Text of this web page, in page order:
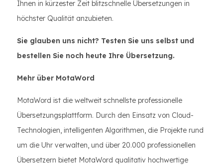
Ihnen in kürzester Zeit blitzschnelle Übersetzungen in
höchster Qualität anzubieten.
Sie glauben uns nicht? Testen Sie uns selbst und
bestellen Sie noch heute Ihre Übersetzung.
Mehr über MotaWord
MotaWord ist die weltweit schnellste professionelle
Übersetzungsplattform. Durch den Einsatz von Cloud-
Technologien, intelligenten Algorithmen, die Projekte rund
um die Uhr verwalten, und über 20.000 professionellen
Übersetzern bietet MotaWord qualitativ hochwertige